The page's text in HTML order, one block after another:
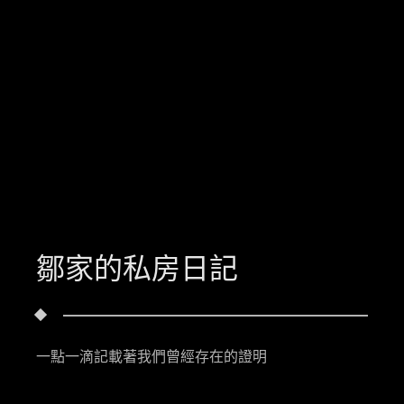
鄒家的私房日記
一點一滴記載著我們曾經存在的證明